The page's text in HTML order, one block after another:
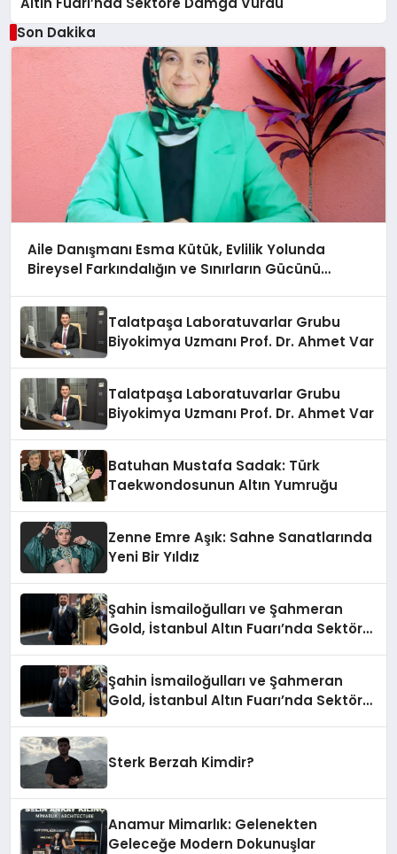
Son Dakika
Aile Danışmanı Esma Kütük, Evlilik Yolunda
Bireysel Farkındalığın ve Sınırların Gücünü
Talatpaşa Laboratuvarlar Grubu
Biyokimya Uzmanı Prof. Dr. Ahmet Var
Talatpaşa Laboratuvarlar Grubu
Biyokimya Uzmanı Prof. Dr. Ahmet Var
Batuhan Mustafa Sadak: Türk
Taekwondosunun Altın Yumruğu
Zenne Emre Aşık: Sahne Sanatlarında
Yeni Bir Yıldız
Şahin İsmailoğulları ve Şahmeran
Gold, İstanbul Altın Fuarı’nda Sektöre
Şahin İsmailoğulları ve Şahmeran
Gold, İstanbul Altın Fuarı’nda Sektöre
Sterk Berzah Kimdir?
Anamur Mimarlık: Gelenekten
Geleceğe Modern Dokunuşlar